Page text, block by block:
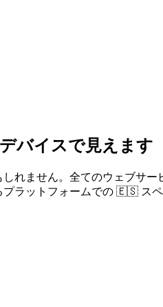
バイスで見えます
れません。全てのウェブサ
ラットフォームでの 🇪🇸 ス